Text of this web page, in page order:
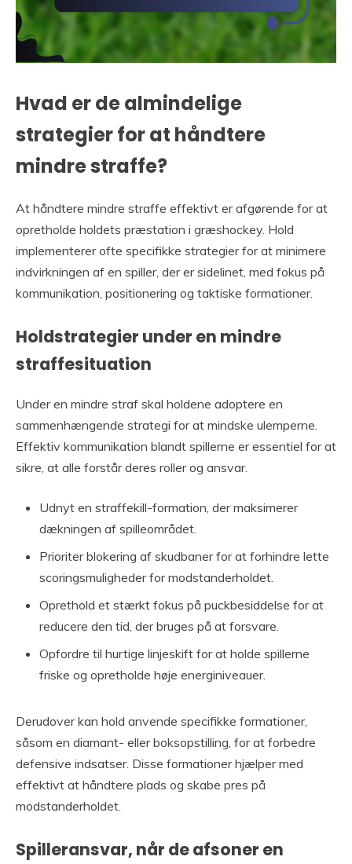
Hvad er de almindelige
strategier for at håndtere
mindre straffe?
At håndtere mindre straffe effektivt er afgørende for at
opretholde holdets præstation i græshockey. Hold
implementerer ofte specifikke strategier for at minimere
indvirkningen af en spiller, der er sidelinet, med fokus på
kommunikation, positionering og taktiske formationer.
Holdstrategier under en mindre
straffesituation
Under en mindre straf skal holdene adoptere en
sammenhængende strategi for at mindske ulemperne.
Effektiv kommunikation blandt spillerne er essentiel for at
sikre, at alle forstår deres roller og ansvar.
Udnyt en straffekill-formation, der maksimerer
dækningen af spilleområdet.
Prioriter blokering af skudbaner for at forhindre lette
scoringsmuligheder for modstanderholdet.
Oprethold et stærkt fokus på puckbesiddelse for at
reducere den tid, der bruges på at forsvare.
Opfordre til hurtige linjeskift for at holde spillerne
friske og opretholde høje energiniveauer.
Derudover kan hold anvende specifikke formationer,
såsom en diamant- eller boksopstilling, for at forbedre
defensive indsatser. Disse formationer hjælper med
effektivt at håndtere plads og skabe pres på
modstanderholdet.
Spilleransvar, når de afsoner en